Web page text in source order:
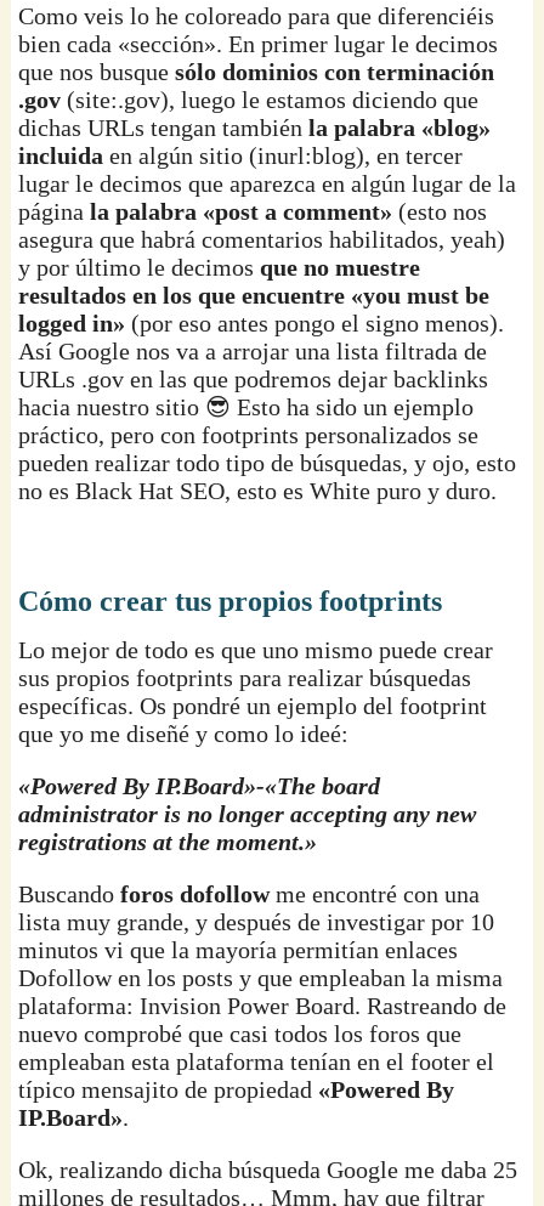
Como veis lo he coloreado para que diferenciéis
bien cada «sección». En primer lugar le decimos
que nos busquesólo dominios con terminación
.gov (site:.gov), luego le estamos diciendo que
dichas URLs tengan tambiénla palabra «blog»
incluida en algún sitio (inurl:blog), en tercer
lugar le decimos que aparezca en algún lugar de la
páginala palabra «post a comment» (esto nos
asegura que habrá comentarios habilitados, yeah)
y por último le decimosque no muestre
resultados en los que encuentre «you must be
logged in» (por eso antes pongo el signo menos).
Así Google nos va a arrojar una lista filtrada de
URLs .gov en las que podremos dejar backlinks
hacia nuestro sitio 😎 Esto ha sido un ejemplo
práctico, pero con footprints personalizados se
pueden realizar todo tipo de búsquedas, y ojo, esto
no es Black Hat SEO, esto es White puro y duro.
Cómo crear tus propios footprints
Lo mejor de todo es que uno mismo puede crear
sus propios footprints para realizar búsquedas
específicas. Os pondré un ejemplo del footprint
que yo me diseñé y como lo ideé:
«Powered By IP.Board»-«The board
administrator is no longer accepting any new
registrations at the moment.»
Buscandoforos dofollowme encontré con una
lista muy grande, y después de investigar por 10
minutos vi que la mayoría permitían enlaces
Dofollow en los posts y que empleaban la misma
plataforma: Invision Power Board. Rastreando de
nuevo comprobé que casi todos los foros que
empleaban esta plataforma tenían en el footer el
típico mensajito de propiedad «Powered By
IP.Board».
Ok, realizando dicha búsqueda Google me daba 25
millones de resultados… Mmm, hay que filtrar